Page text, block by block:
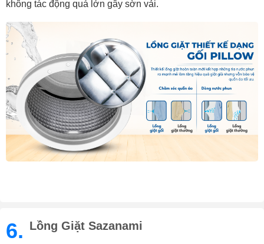
không tác động quá lớn gây sờn vải.
6. Lồng Giặt Sazanami